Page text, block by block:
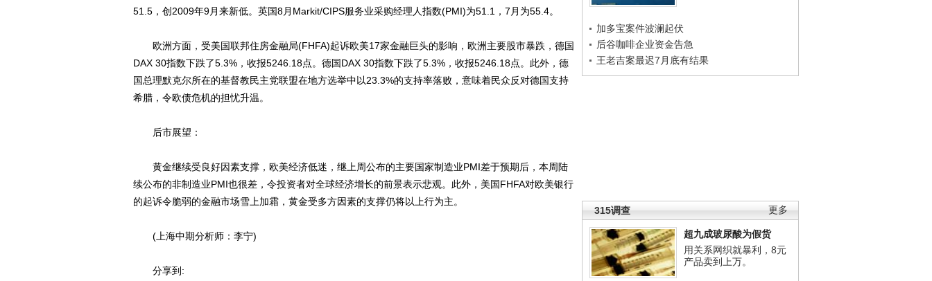
加多宝案件波澜起伏
后谷咖啡企业资金告急
王老吉案最迟7月底有结果
更多
315调查
超九成玻尿酸为假货
用关系网织就暴利，8元
产品卖到上万。
51.5，创2009年9月来新低。英国8月Markit/CIPS服务业采购经理人指数(PMI)为51.1，7月为55.4。
欧洲方面，受美国联邦住房金融局(FHFA)起诉欧美17家金融巨头的影响，欧洲主要股市暴跌，德国
DAX 30指数下跌了5.3%，收报5246.18点。德国DAX 30指数下跌了5.3%，收报5246.18点。此外，德
国总理默克尔所在的基督教民主党联盟在地方选举中以23.3%的支持率落败，意味着民众反对德国支持
希腊，令欧债危机的担忧升温。
后市展望：
黄金继续受良好因素支撑，欧美经济低迷，继上周公布的主要国家制造业PMI差于预期后，本周陆
续公布的非制造业PMI也很差，令投资者对全球经济增长的前景表示悲观。此外，美国FHFA对欧美银行
的起诉令脆弱的金融市场雪上加霜，黄金受多方因素的支撑仍将以上行为主。
(上海中期分析师：李宁)
分享到: